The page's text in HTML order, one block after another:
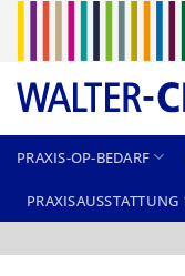
springen
PRAXIS-OP-BEDARF
PRAXISAUSSTATTUNG